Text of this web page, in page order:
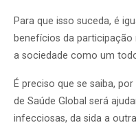
Para que isso suceda, é
benefícios da participação
a sociedade como um
É preciso que se saiba,
de Saúde Global será
infecciosas, da sida a